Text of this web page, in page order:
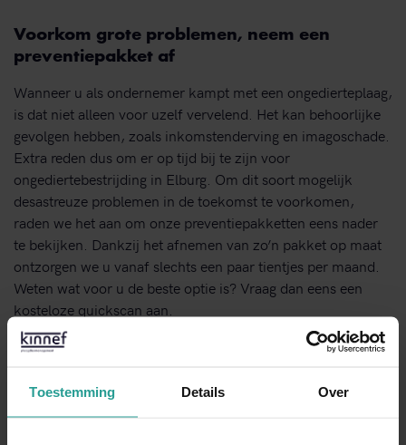
Toestemming Details Over
Voorkom grote problemen, neem een
preventiepakket af
Wanneer u als ondernemer kampt met een ongedierteplaag,
is dat niet alleen voor uzelf vervelend. Het kan behoorlijke
gevolgen hebben, zoals inkomstenderving en imagoschade.
Extra reden dus om er op tijd bij te zijn voor
ongediertebestrijding in Elburg. Om dit soort mogelijk
desastreuze problemen in de toekomst te voorkomen,
raden we het aan om onze preventiepakketten eens nader
te bekijken. Dankzij het afnemen van zo’n pakket op maat
ontzorgen we u vanaf slechts een paar tientjes per maand.
Weten wat voor u de beste optie is? Vraag dan eens een
kosteloze quickscan aan.
We maken direct met u een afspraak
We zorgen niet alleen voor het afrekenen met het
ongedierte, ook pakken we de overlast bij de bron aan. In